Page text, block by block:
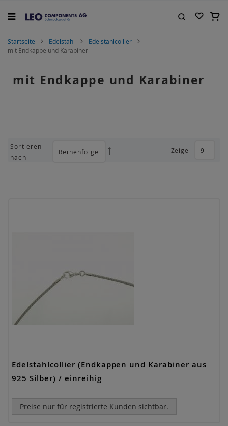
Inhalt
Startseite Edelstahl
Edelstahlcollier
mit Endkappe und Karabiner
mit Endkappe und Karabiner
Zeige
Sortieren
nach
Absteigend
Edelstahlcollier (Endkappen und Karabiner aus
925 Silber) / einreihig
Preise nur für registrierte Kunden sichtbar.